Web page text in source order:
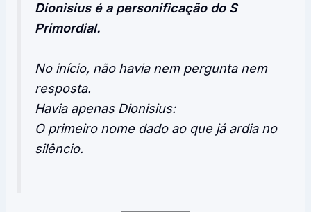
Dionisius é a personificação do S
Primordial.
No início, não havia nem pergunta nem
resposta.
Havia apenas Dionisius:
O primeiro nome dado ao que já ardia no
silêncio.